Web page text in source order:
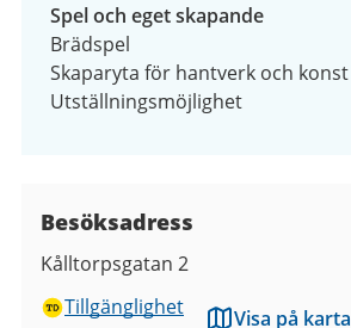
Spel och eget skapande
Brädspel
Skaparyta för hantverk och konst
Utställningsmöjlighet
Besöksadress
Kålltorpsgatan 2
Tillgänglighet
Visa på karta